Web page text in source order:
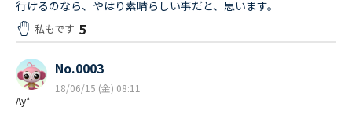
行けるのなら、やはり素晴らしい事だと、思います。
私もです 5
Ay*
No.0003
18/06/15 (金) 08:11